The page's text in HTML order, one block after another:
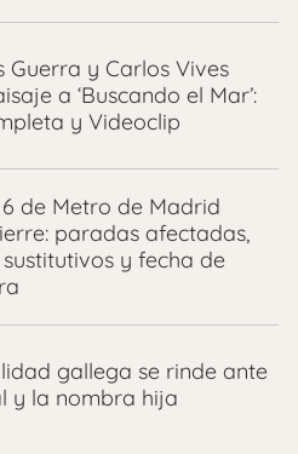
Guerra y Carlos Vives
a ‘Buscando el Mar’:
y Videoclip
de Metro de Madrid
paradas afectadas,
y fecha de
gallega se rinde ante
y la nombra hija